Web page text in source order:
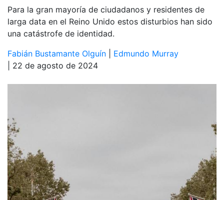
Para la gran mayoría de ciudadanos y residentes de
larga data en el Reino Unido estos disturbios han sido
una catástrofe de identidad.
Fabián Bustamante Olguín
Edmundo Murray
| 22 de agosto de 2024